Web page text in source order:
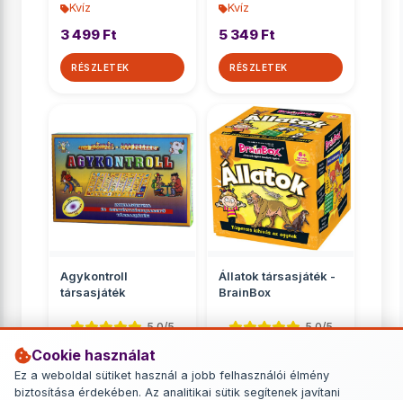
Cookie használat
Ez a weboldal sütiket használ a jobb felhasználói élmény
biztosítása érdekében. Az analitikai sütik segítenek javítani
Kvíz
3 499 Ft
RÉSZLETEK
Kvíz
5 349 Ft
RÉSZLETEK
Agykontroll
társasjáték
5.0/5
Kvíz
3 499 Ft
Állatok társasjáték -
BrainBox
5.0/5
5 649 Ft